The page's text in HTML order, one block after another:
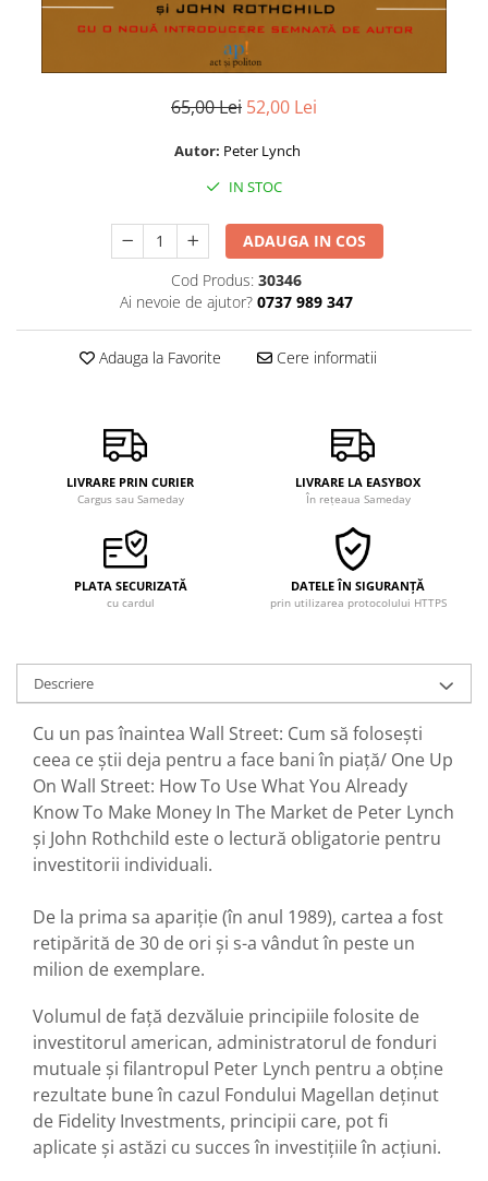
Științe Sociale si Umaniste
65,00 Lei 52,00 Lei
Autor: Peter Lynch
IN STOC
ADAUGA IN COS
Cod Produs: 30346
Ai nevoie de ajutor? 0737 989 347
Adauga la Favorite Cere informatii
LIVRARE PRIN CURIER
Cargus sau Sameday
LIVRARE LA EASYBOX
În rețeaua Sameday
PLATA SECURIZATĂ
cu cardul
DATELE ÎN SIGURANȚĂ
prin utilizarea protocolului HTTPS
Descriere
Cu un pas înaintea Wall Street: Cum să folosești
ceea ce știi deja pentru a face bani în piață/ One Up
On Wall Street: How To Use What You Already
Know To Make Money In The Market de Peter Lynch
și John Rothchild este o lectură obligatorie pentru
investitorii individuali.
De la prima sa apariție (în anul 1989), cartea a fost
retipărită de 30 de ori și s-a vândut în peste un
milion de exemplare.
Volumul de față dezvăluie principiile folosite de
investitorul american, administratorul de fonduri
mutuale și filantropul Peter Lynch pentru a obține
rezultate bune în cazul Fondului Magellan deținut
de Fidelity Investments, principii care, pot fi
aplicate și astăzi cu succes în investițiile în acțiuni.